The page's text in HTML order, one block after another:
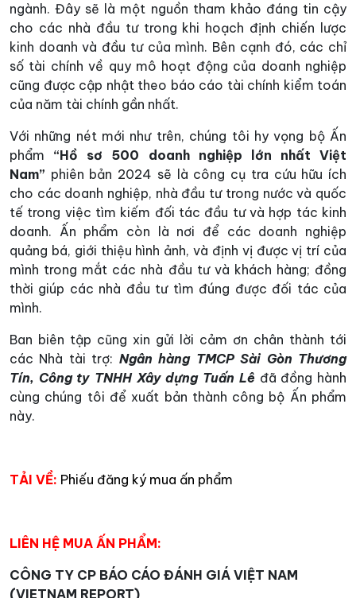
ngành. Đây sẽ là một nguồn tham khảo đáng tin cậy
cho các nhà đầu tư trong khi hoạch định chiến lược
kinh doanh và đầu tư của mình. Bên cạnh đó, các chỉ
số tài chính về quy mô hoạt động của doanh nghiệp
cũng được cập nhật theo báo cáo tài chính kiểm toán
của năm tài chính gần nhất.
Với những nét mới như trên, chúng tôi hy vọng bộ Ấn
phẩm “Hồ sơ 500 doanh nghiệp lớn nhất Việt
Nam” phiên bản 2024 sẽ là công cụ tra cứu hữu ích
cho các doanh nghiệp, nhà đầu tư trong nước và quốc
tế trong việc tìm kiếm đối tác đầu tư và hợp tác kinh
doanh. Ấn phẩm còn là nơi để các doanh nghiệp
quảng bá, giới thiệu hình ảnh, và định vị được vị trí của
mình trong mắt các nhà đầu tư và khách hàng; đồng
thời giúp các nhà đầu tư tìm đúng được đối tác của
mình.
Ban biên tập cũng xin gửi lời cảm ơn chân thành tới
các Nhà tài trợ: Ngân hàng TMCP Sài Gòn Thương
Tín, Công ty TNHH Xây dựng Tuấn Lê đã đồng hành
cùng chúng tôi để xuất bản thành công bộ Ấn phẩm
này.
TẢI VỀ: Phiếu đăng ký mua ấn phẩm
LIÊN HỆ MUA ẤN PHẨM:
CÔNG TY CP BÁO CÁO ĐÁNH GIÁ VIỆT NAM
(VIETNAM REPORT)